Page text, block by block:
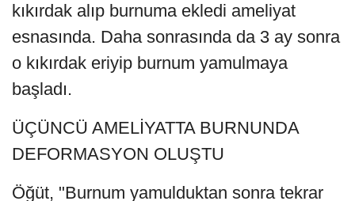
kıkırdak alıp burnuma ekledi ameliyat
esnasında. Daha sonrasında da 3 ay sonra
o kıkırdak eriyip burnum yamulmaya
başladı.
ÜÇÜNCÜ AMELİYATTA BURNUNDA
DEFORMASYON OLUŞTU
Öğüt, "Burnum yamulduktan sonra tekrar